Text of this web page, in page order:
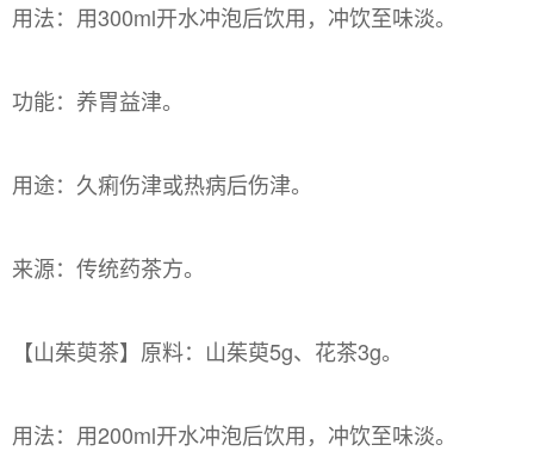
用法：用300ml开水冲泡后饮用，冲饮至味淡。
功能：养胃益津。
用途：久痢伤津或热病后伤津。
来源：传统药茶方。
【山茱萸茶】原料：山茱萸5g、花茶3g。
用法：用200ml开水冲泡后饮用，冲饮至味淡。